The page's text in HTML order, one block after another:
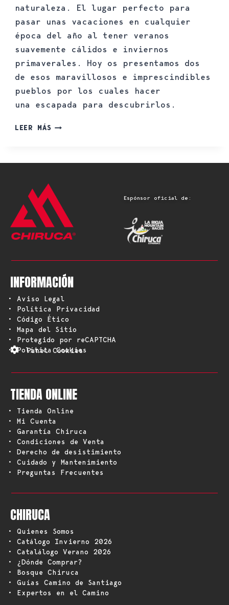
naturaleza. El lugar perfecto para
pasar unas vacaciones en cualquier
época del año al tener veranos
suavemente cálidos e inviernos
primaverales. Hoy os presentamos dos
de esos maravillosos e imprescindibles
pueblos por los cuales hacer
una escapada para descubrirlos.
LEER MÁS
Espónsor oficial de:
INFORMACIÓN
• Aviso Legal
• Política Privacidad
• Código Ético
• Mapa del Sitio
• Protegido por reCAPTCHA
• Política Cookies
Panel Cookies
TIENDA ONLINE
• Tienda Online
• Mi Cuenta
• Garantía Chiruca
• Condiciones de Venta
• Derecho de desistimiento
• Cuidado y Mantenimiento
• Preguntas Frecuentes
CHIRUCA
• Quienes Somos
• Catálogo Invierno 2026
• Catalálogo Verano 2026
• ¿Dónde Comprar?
• Bosque Chiruca
• Guías Camino de Santiago
• Expertos en el Camino